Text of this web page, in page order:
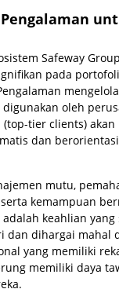
Safeway
pada
oleh
(top-tier clients)
dan
mutu,
kemampuan
keahlian
dan dihargai mahal
yang memiliki
memiliki daya